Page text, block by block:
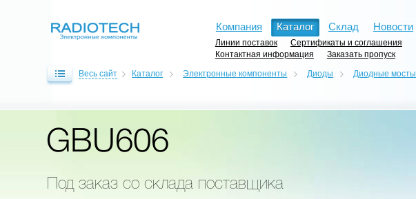
Компания Каталог Склад Новости
Линии поставок
Сертификаты и соглашения
Контактная информация
Заказать пропуск
Весь сайт Каталог Электронные компоненты Диоды Диодные мосты
GBU606
Под заказ со склада поставщика